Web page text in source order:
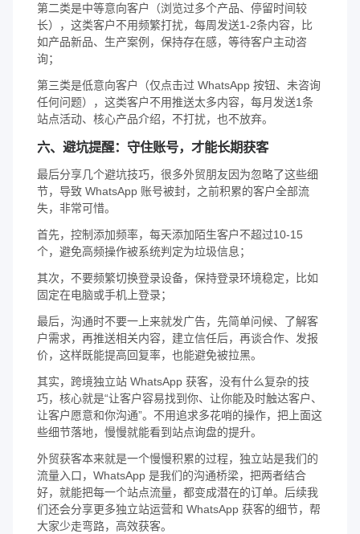
第二类是中等意向客户（浏览过多个产品、停留时间较
长），这类客户不用频繁打扰，每周发送1-2条内容，比
如产品新品、生产案例，保持存在感，等待客户主动咨
询；
第三类是低意向客户（仅点击过 WhatsApp 按钮、未咨询
任何问题），这类客户不用推送太多内容，每月发送1条
站点活动、核心产品介绍，不打扰，也不放弃。
六、避坑提醒：守住账号，才能长期获客
最后分享几个避坑技巧，很多外贸朋友因为忽略了这些细
节，导致 WhatsApp 账号被封，之前积累的客户全部流
失，非常可惜。
首先，控制添加频率，每天添加陌生客户不超过10-15
个，避免高频操作被系统判定为垃圾信息；
其次，不要频繁切换登录设备，保持登录环境稳定，比如
固定在电脑或手机上登录；
最后，沟通时不要一上来就发广告，先简单问候、了解客
户需求，再推送相关内容，建立信任后，再谈合作、发报
价，这样既能提高回复率，也能避免被拉黑。
其实，跨境独立站 WhatsApp 获客，没有什么复杂的技
巧，核心就是“让客户容易找到你、让你能及时触达客户、
让客户愿意和你沟通”。不用追求多花哨的操作，把上面这
些细节落地，慢慢就能看到站点询盘的提升。
外贸获客本来就是一个慢慢积累的过程，独立站是我们的
流量入口，WhatsApp 是我们的沟通桥梁，把两者结合
好，就能把每一个站点流量，都变成潜在的订单。后续我
们还会分享更多独立站运营和 WhatsApp 获客的细节，帮
大家少走弯路，高效获客。